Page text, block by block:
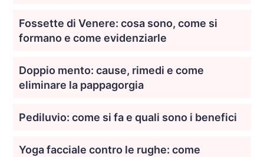
Fossette di Venere: cosa sono, come si
formano e come evidenziarle
Doppio mento: cause, rimedi e come
eliminare la pappagorgia
Pediluvio: come si fa e quali sono i benefici
Yoga facciale contro le rughe: come